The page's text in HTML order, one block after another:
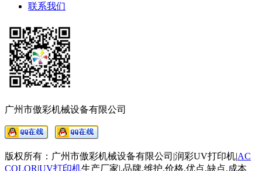
联系我们
广州市傲彩机械设备有限公司
版权所有：广州市傲彩机械设备有限公司|润彩UV打印机|AC
COLOR|UV打印机生产厂家|,品牌,维护,价格,优点,缺点,成本